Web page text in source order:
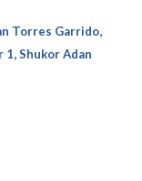
Torres Garrido,
1,Shukor Adan